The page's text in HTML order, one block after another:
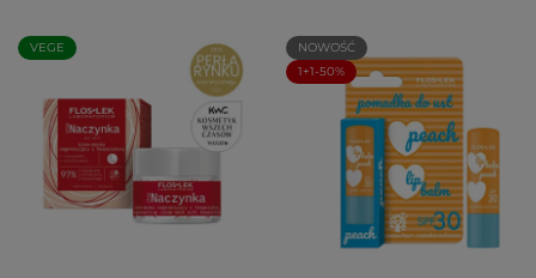
VEGE
NOWOŚĆ
1+1-50%